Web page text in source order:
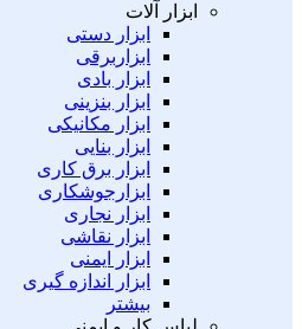
ابزار آلات
ابزار دستی
ابزاربرقی
ابزار بادی
ابزار بنزینی
ابزار مکانیکی
ابزار بنایی
ابزار برق کاری
ابزارجوشکاری
ابزار نجاری
ابزار نقاشی
ابزار ایمنی
ابزار اندازه گیری
بیشتر